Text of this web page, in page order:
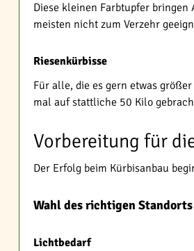
Diese kleinen Farbtupfer
meisten nicht zum Verzehr
Riesenkürbisse
Für alle, die es gern etwas
mal auf stattliche 50 Kilo
Vorbereitung für
Der Erfolg beim Kürbisanbau
Wahl des richtigen Standorts
Lichtbedarf